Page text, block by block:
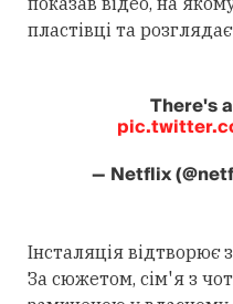
пластівці та
There's
— Netflix
Інсталяція відтворює
За сюжетом, сім'я з